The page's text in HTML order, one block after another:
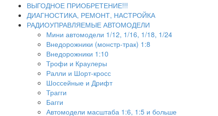
ВЫГОДНОЕ ПРИОБРЕТЕНИЕ!!!
ДИАГНОСТИКА, РЕМОНТ, НАСТРОЙКА
РАДИОУПРАВЛЯЕМЫЕ АВТОМОДЕЛИ
Мини автомодели 1/12, 1/16, 1/18, 1/24
Внедорожники (монстр-трак) 1:8
Внедорожники 1:10
Трофи и Краулеры
Ралли и Шорт-кросс
Шоссейные и Дрифт
Трагги
Багги
Автомодели масштаба 1:6, 1:5 и больше